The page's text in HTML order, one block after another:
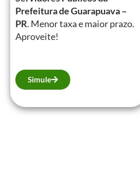
Prefeitura de Guarapuava –
PR. Menor taxa e maior prazo.
Aproveite!
Simule